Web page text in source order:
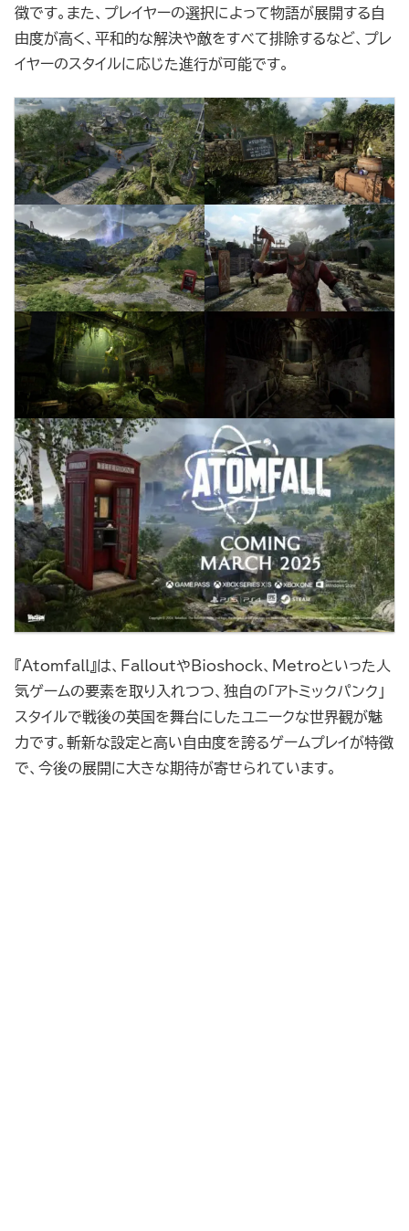
徴です。また、プレイヤーの選択によって物語が展開する自
由度が高く、平和的な解決や敵をすべて排除するなど、プレ
イヤーのスタイルに応じた進行が可能です。
『Atomfall』は、FalloutやBioshock、Metroといった人
気ゲームの要素を取り入れつつ、独自の「アトミックパンク」
スタイルで戦後の英国を舞台にしたユニークな世界観が魅
力です。斬新な設定と高い自由度を誇るゲームプレイが特徴
で、今後の展開に大きな期待が寄せられています。